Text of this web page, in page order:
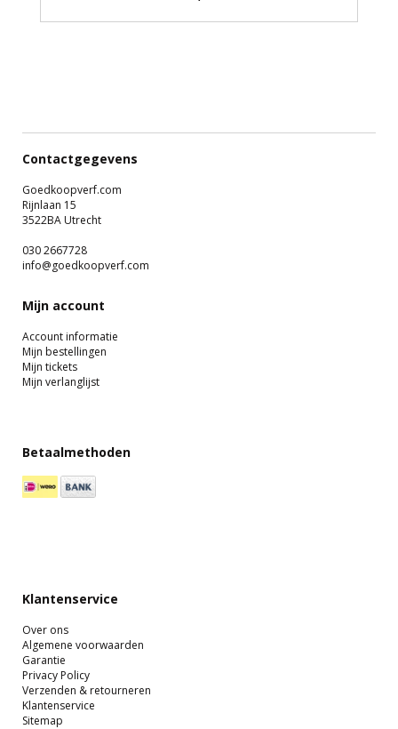
Contactgegevens
Goedkoopverf.com
Rijnlaan 15
3522BA Utrecht
030 2667728
info@goedkoopverf.com
Mijn account
Account informatie
Mijn bestellingen
Mijn tickets
Mijn verlanglijst
Betaalmethoden
Klantenservice
Over ons
Algemene voorwaarden
Garantie
Privacy Policy
Verzenden & retourneren
Klantenservice
Sitemap